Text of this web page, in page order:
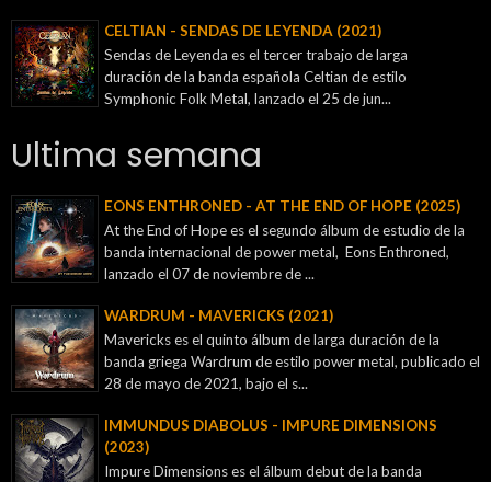
CELTIAN - SENDAS DE LEYENDA (2021)
Sendas de Leyenda es el tercer trabajo de larga
duración de la banda española Celtian de estilo
Symphonic Folk Metal, lanzado el 25 de jun...
Ultima semana
EONS ENTHRONED - AT THE END OF HOPE (2025)
At the End of Hope es el segundo álbum de estudio de la
banda internacional de power metal, Eons Enthroned,
lanzado el 07 de noviembre de ...
WARDRUM - MAVERICKS (2021)
Mavericks es el quinto álbum de larga duración de la
banda griega Wardrum de estilo power metal, publicado el
28 de mayo de 2021, bajo el s...
IMMUNDUS DIABOLUS - IMPURE DIMENSIONS
(2023)
Impure Dimensions es el álbum debut de la banda